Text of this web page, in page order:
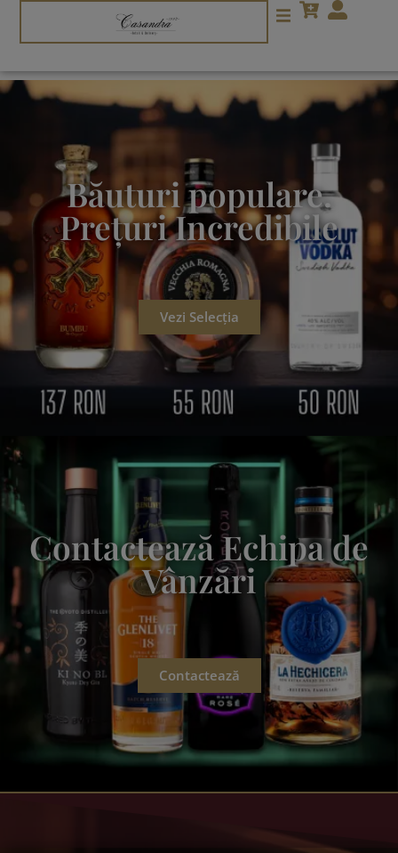
Băuturi populare.
Prețuri Incredibile
Vezi Selecția
Contactează Echipa de
Vânzări
Contactează